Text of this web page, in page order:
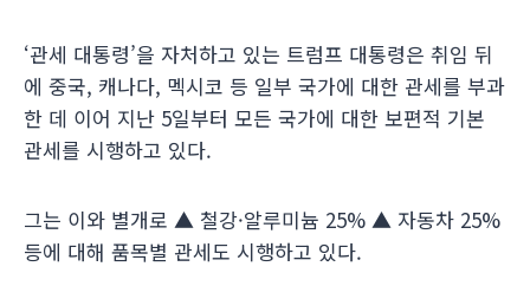
‘관세 대통령’을 자처하고 있는 트럼프 대통령은 취임 뒤
에 중국, 캐나다, 멕시코 등 일부 국가에 대한 관세를 부과
한 데 이어 지난 5일부터 모든 국가에 대한 보편적 기본
관세를 시행하고 있다.
그는 이와 별개로 ▲ 철강·알루미늄 25% ▲ 자동차 25%
등에 대해 품목별 관세도 시행하고 있다.